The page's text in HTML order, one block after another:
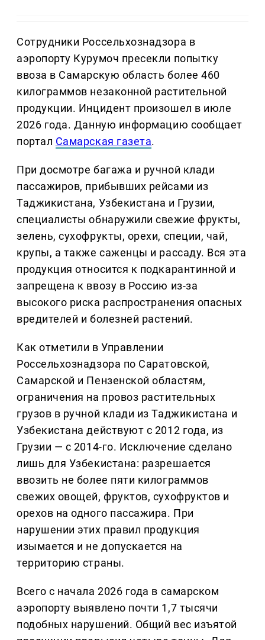
Сотрудники Россельхознадзора в
аэропорту Курумоч пресекли попытку
ввоза в Самарскую область более 460
килограммов незаконной растительной
продукции. Инцидент произошел в июле
2026 года. Данную информацию сообщает
портал Самарская газета.
При досмотре багажа и ручной клади
пассажиров, прибывших рейсами из
Таджикистана, Узбекистана и Грузии,
специалисты обнаружили свежие фрукты,
зелень, сухофрукты, орехи, специи, чай,
крупы, а также саженцы и рассаду. Вся эта
продукция относится к подкарантинной и
запрещена к ввозу в Россию из-за
высокого риска распространения опасных
вредителей и болезней растений.
Как отметили в Управлении
Россельхознадзора по Саратовской,
Самарской и Пензенской областям,
ограничения на провоз растительных
грузов в ручной клади из Таджикистана и
Узбекистана действуют с 2012 года, из
Грузии — с 2014-го. Исключение сделано
лишь для Узбекистана: разрешается
ввозить не более пяти килограммов
свежих овощей, фруктов, сухофруктов и
орехов на одного пассажира. При
нарушении этих правил продукция
изымается и не допускается на
территорию страны.
Всего с начала 2026 года в самарском
аэропорту выявлено почти 1,7 тысячи
подобных нарушений. Общий вес изъятой